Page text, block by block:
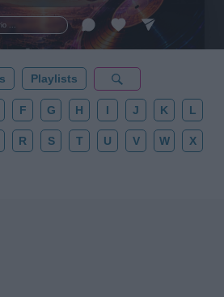
...
la gravedad cero. 💾 ¡Guarda
tu próxima noche estrellada!
Playlists
F G H I J K L
R S T U V W X